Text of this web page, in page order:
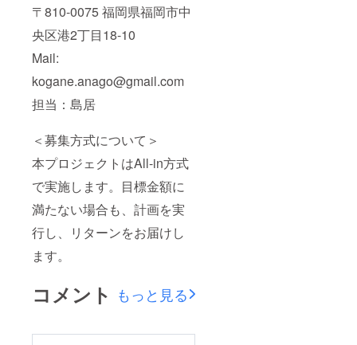
〒810-0075 福岡県福岡市中
央区港2丁目18-10
Mail:
kogane.anago@gmail.com
担当：島居
＜募集方式について＞
本プロジェクトはAll-in方式
で実施します。目標金額に
満たない場合も、計画を実
行し、リターンをお届けし
ます。
コメント もっと見る